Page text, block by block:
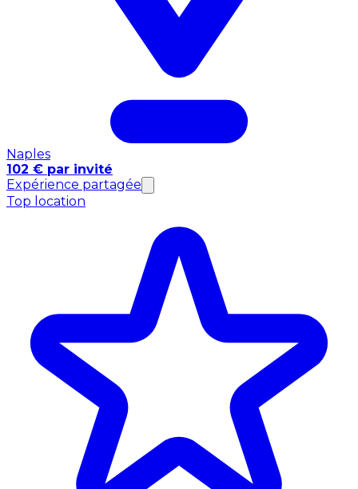
Naples
102 € par invité
Expérience partagée
Top location